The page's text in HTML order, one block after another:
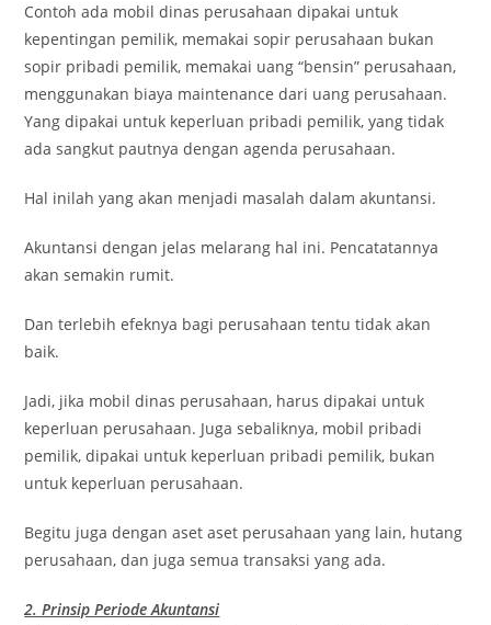
Contoh ada mobil dinas perusahaan dipakai untuk
kepentingan pemilik, memakai sopir perusahaan bukan
sopir pribadi pemilik, memakai uang “bensin” perusahaan,
menggunakan biaya maintenance dari uang perusahaan.
Yang dipakai untuk keperluan pribadi pemilik, yang tidak
ada sangkut pautnya dengan agenda perusahaan.
Hal inilah yang akan menjadi masalah dalam akuntansi.
Akuntansi dengan jelas melarang hal ini. Pencatatannya
akan semakin rumit.
Dan terlebih efeknya bagi perusahaan tentu tidak akan
baik.
Jadi, jika mobil dinas perusahaan, harus dipakai untuk
keperluan perusahaan. Juga sebaliknya, mobil pribadi
pemilik, dipakai untuk keperluan pribadi pemilik, bukan
untuk keperluan perusahaan.
Begitu juga dengan aset aset perusahaan yang lain, hutang
perusahaan, dan juga semua transaksi yang ada.
2. Prinsip Periode Akuntansi